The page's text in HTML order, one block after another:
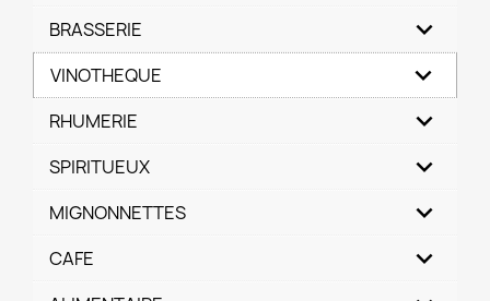
BRASSERIE
VINOTHEQUE
RHUMERIE
SPIRITUEUX
MIGNONNETTES
CAFE